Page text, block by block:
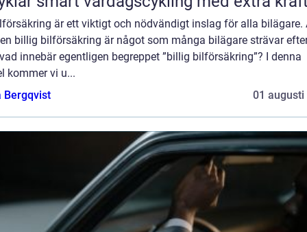
är ett viktigt och nödvändigt inslag för alla bilägare.
billig bilförsäkring är något som många bilägare strävar
innebär egentligen begreppet ”billig bilförsäkring”? I denna
kommer vi u...
Bergqvist
01 augusti